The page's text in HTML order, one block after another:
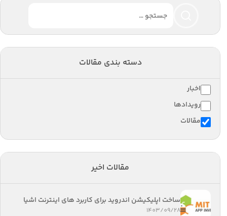
دسته بندی مقالات
اخبار
رویدادها
مقالات
مقالات اخیر
ساخت اپلیکیشن اندروید برای کاربرد های اینترنت اشیا
1403/09/28